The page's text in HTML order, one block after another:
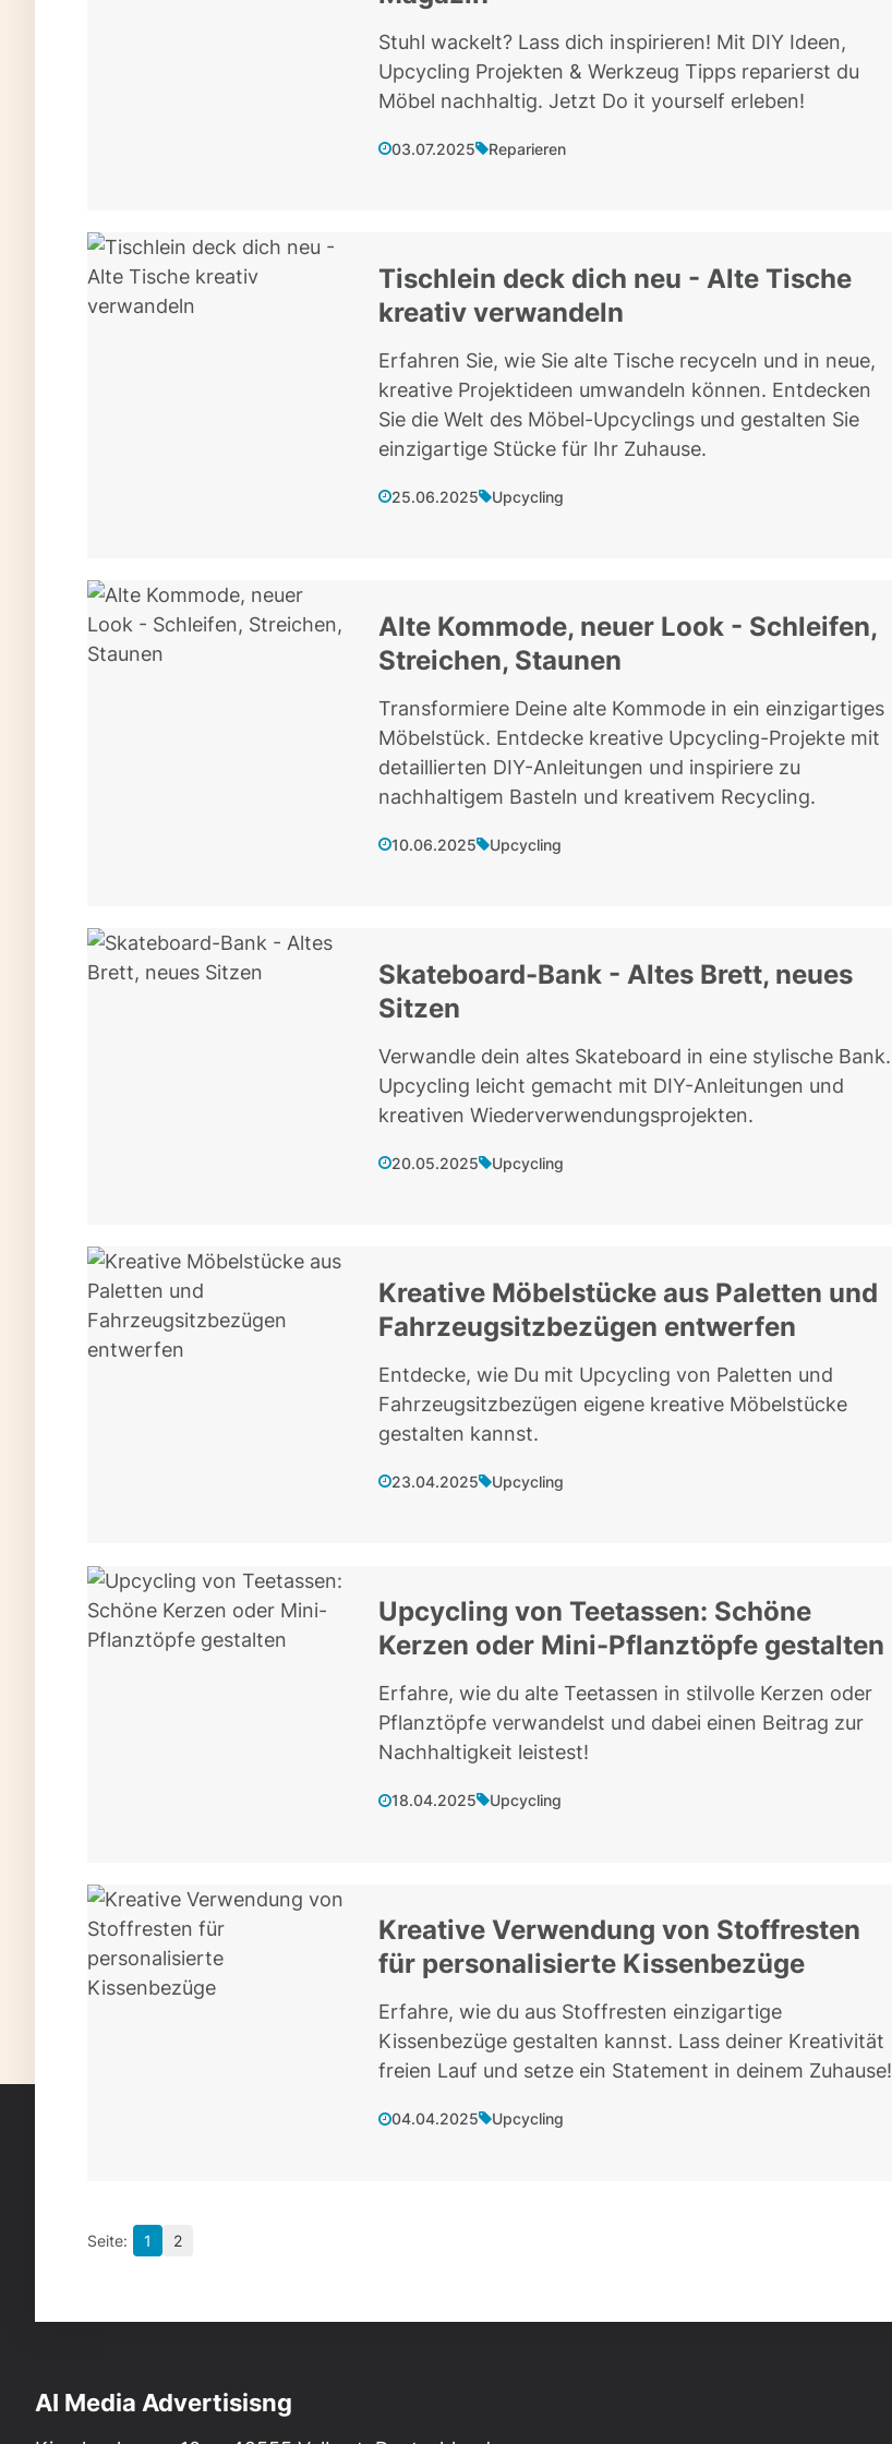
Stuhl wackelt? Lass dich inspirieren! Mit DIY Ideen,
Upcycling Projekten & Werkzeug Tipps reparierst du
Möbel nachhaltig. Jetzt Do it yourself erleben!
03.07.2025 Reparieren
Tischlein deck dich neu - Alte Tische
kreativ verwandeln
Erfahren Sie, wie Sie alte Tische recyceln und in neue,
kreative Projektideen umwandeln können. Entdecken
Sie die Welt des Möbel-Upcyclings und gestalten Sie
einzigartige Stücke für Ihr Zuhause.
25.06.2025 Upcycling
Alte Kommode, neuer Look - Schleifen,
Streichen, Staunen
Transformiere Deine alte Kommode in ein einzigartiges
Möbelstück. Entdecke kreative Upcycling-Projekte mit
detaillierten DIY-Anleitungen und inspiriere zu
nachhaltigem Basteln und kreativem Recycling.
10.06.2025 Upcycling
Skateboard-Bank - Altes Brett, neues
Sitzen
Verwandle dein altes Skateboard in eine stylische Bank.
Upcycling leicht gemacht mit DIY-Anleitungen und
kreativen Wiederverwendungsprojekten.
20.05.2025 Upcycling
Kreative Möbelstücke aus Paletten und
Fahrzeugsitzbezügen entwerfen
Entdecke, wie Du mit Upcycling von Paletten und
Fahrzeugsitzbezügen eigene kreative Möbelstücke
gestalten kannst.
23.04.2025 Upcycling
Upcycling von Teetassen: Schöne
Kerzen oder Mini-Pflanztöpfe gestalten
Erfahre, wie du alte Teetassen in stilvolle Kerzen oder
Pflanztöpfe verwandelst und dabei einen Beitrag zur
Nachhaltigkeit leistest!
18.04.2025 Upcycling
Kreative Verwendung von Stoffresten
für personalisierte Kissenbezüge
Erfahre, wie du aus Stoffresten einzigartige
Kissenbezüge gestalten kannst. Lass deiner Kreativität
freien Lauf und setze ein Statement in deinem Zuhause!
04.04.2025 Upcycling
1 2
AI Media Advertisisng